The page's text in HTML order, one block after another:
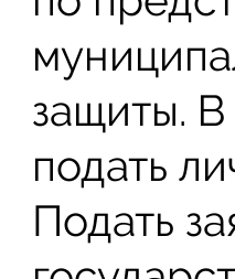
защиты.
подать
Подать